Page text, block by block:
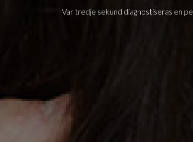
Var tredje sekund diagnostiseras en